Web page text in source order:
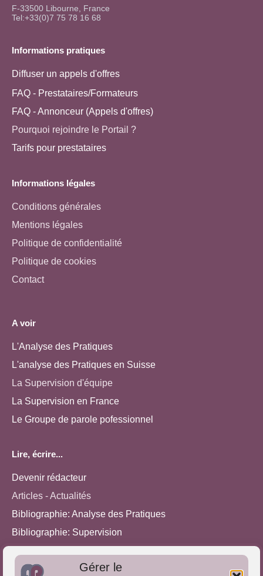
Gérer le
F-33500 Libourne, France
Tel:+33(0)7 75 78 16 68
Informations pratiques
Diffuser un appels d'offres
FAQ - Prestataires/Formateurs
FAQ - Annonceur (Appels d'offres)
Pourquoi rejoindre le Portail ?
Tarifs pour prestataires
Informations légales
Conditions générales
Mentions légales
Politique de confidentialité
Politique de cookies
Contact
A voir
L'Analyse des Pratiques
L'analyse des Pratiques en Suisse
La Supervision d'équipe
La Supervision en France
Le Groupe de parole pofessionnel
Lire, écrire...
Devenir rédacteur
Articles - Actualités
Bibliographie: Analyse des Pratiques
Bibliographie: Supervision
Approches de l'Analyse des pratiques